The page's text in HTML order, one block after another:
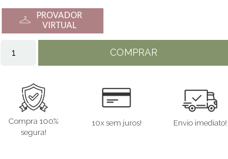
PROVADOR
VIRTUAL
COMPRAR
Compra 100%
segura!
10x sem juros! Envio imediato!